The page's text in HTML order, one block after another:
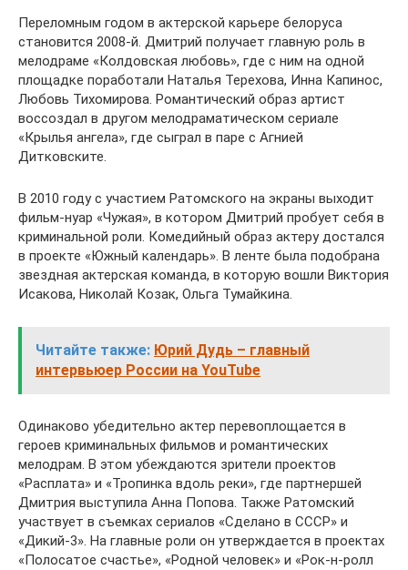
Переломным годом в актерской карьере белоруса
становится 2008-й. Дмитрий получает главную роль в
мелодраме «Колдовская любовь», где с ним на одной
площадке поработали Наталья Терехова, Инна Капинос,
Любовь Тихомирова. Романтический образ артист
воссоздал в другом мелодраматическом сериале
«Крылья ангела», где сыграл в паре с Агнией
Дитковските.
В 2010 году с участием Ратомского на экраны выходит
фильм-нуар «Чужая», в котором Дмитрий пробует себя в
криминальной роли. Комедийный образ актеру достался
в проекте «Южный календарь». В ленте была подобрана
звездная актерская команда, в которую вошли Виктория
Исакова, Николай Козак, Ольга Тумайкина.
Читайте также: Юрий Дудь – главный
интервьюер России на YouTube
Одинаково убедительно актер перевоплощается в
героев криминальных фильмов и романтических
мелодрам. В этом убеждаются зрители проектов
«Расплата» и «Тропинка вдоль реки», где партнершей
Дмитрия выступила Анна Попова. Также Ратомский
участвует в съемках сериалов «Сделано в СССР» и
«Дикий-3». На главные роли он утверждается в проектах
«Полосатое счастье», «Родной человек» и «Рок-н-ролл